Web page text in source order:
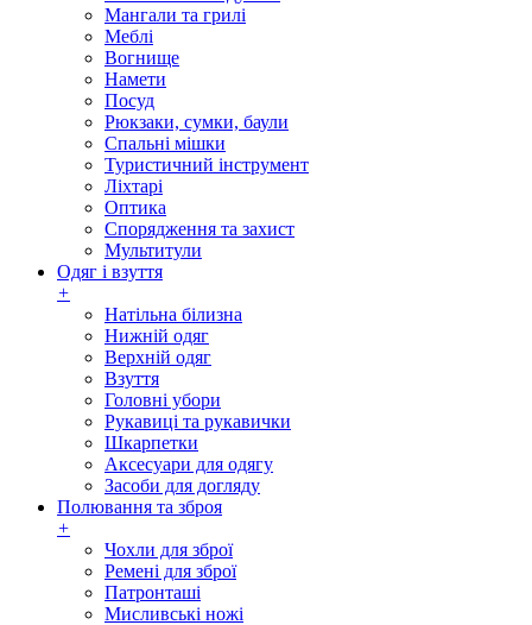
Мангали та грилі
Меблі
Вогнище
Намети
Посуд
Рюкзаки, сумки, баули
Спальні мішки
Туристичний інструмент
Ліхтарі
Оптика
Спорядження та захист
Мультитули
Одяг і взуття
+
Натільна білизна
Нижній одяг
Верхній одяг
Взуття
Головні убори
Рукавиці та рукавички
Шкарпетки
Аксесуари для одягу
Засоби для догляду
Полювання та зброя
+
Чохли для зброї
Ремені для зброї
Патронташі
Мисливські ножі